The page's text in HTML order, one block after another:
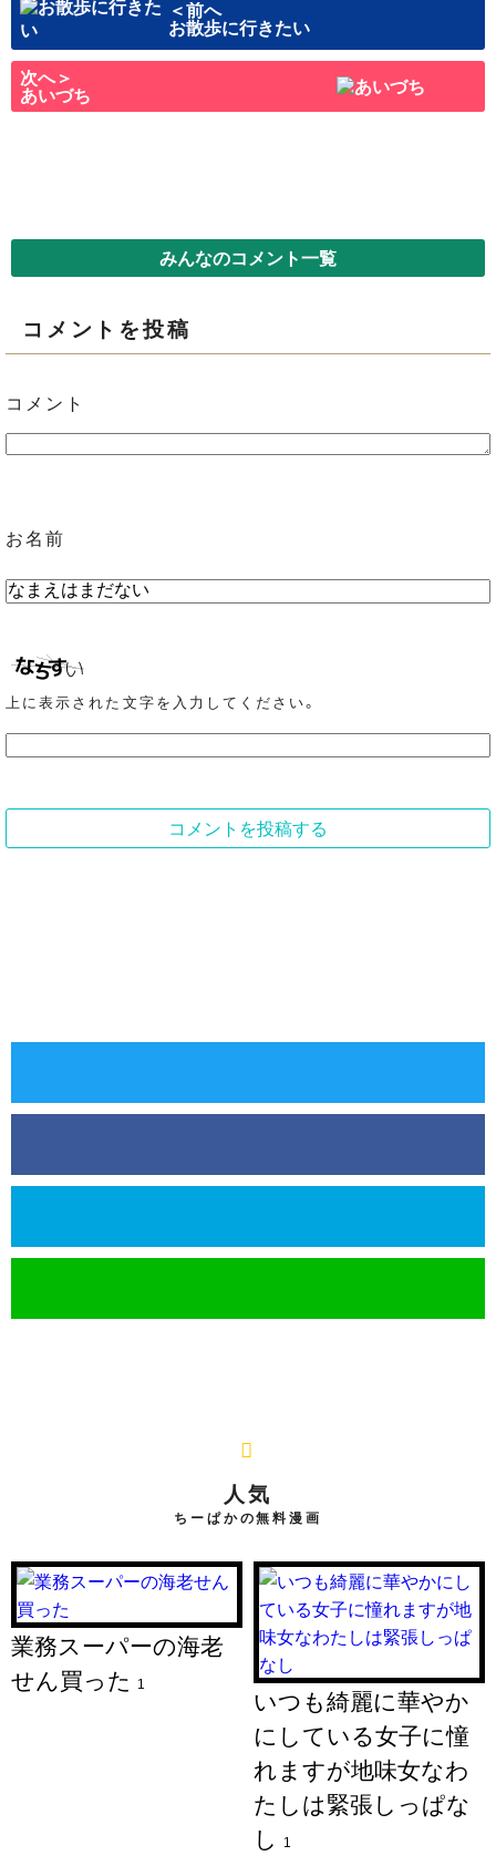
＜前へ
お散歩に行きたい
次へ＞
あいづち
みんなのコメント一覧
コメントを投稿
コメント
お名前
上に表示された文字を入力してください。
人気
ちーぱかの無料漫画
業務スーパーの海老
せん買った 1
いつも綺麗に華やか
にしている女子に憧
れますが地味女なわ
たしは緊張しっぱな
し 1